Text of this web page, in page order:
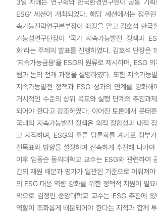
3일 차에는 연구회와 한국환경연구원이 공동 기획
ESG’ 세션이 개최되었다. 해당 세션에서는 정우
속가능전략연구본부장이 좌장을 맡고 김호석 한국
가능성연구단장이 ‘국가 지속가능발전 정책과
화’라는 주제의 발표를 진행하였다. 김호석 단장은
‘지속가능금융’을 ESG의 원류로 제시하며, ESG
텀과 논의 전개 과정을 설명하였다. 또한 지속가능
지속가능발전 정책과 ESG 성과의 연계를 강화해
거시적인 수준의 상위 목표와 실행 단계의 추진과
되어야 한다고 강조하였다. 이어진 토론에서 문태
국내의 지속가능발전 정책은 외적 정합성과 내적
고 지적하며, ESG의 주류 담론화를 계기로 정부
전목표와 방향을 설정하여 신속하게 추진해 나가
이후 임동순 동의대학교 교수는 ESG와 관련하여
간의 재원 배분과 평가가 일관된 기준으로 이뤄져
의 ESG 대응 역량 강화를 위한 정책적 지원이 필
막으로 김정인 중앙대학교 교수는 ESG 추진에
역할이 조화롭게 배분되어야 한다는 지적과 함께